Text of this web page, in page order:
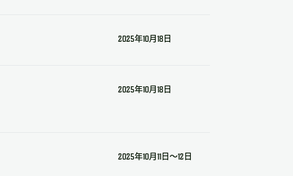
2025年10月18日
2025年10月18日
2025年10月11日～12日